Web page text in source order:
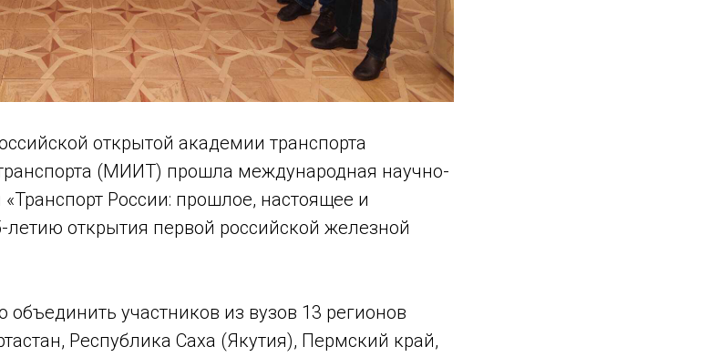
открытой академии транспорта
(МИИТ) прошла международная научно-
России: прошлое, настоящее и
открытия первой российской железной
участников из вузов 13 регионов
Республика Саха (Якутия), Пермский край,